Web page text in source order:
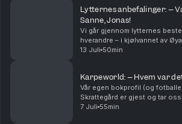
Lytternes anbefalinger: –
Sanne, Jonas!
Vi går gjennom lytternes
hverandre – i kjølvannet av
Vinnere avsløres og vi blir
13 Juli 50min
Karpeworld: – Hvem var
Vår egen bokprofil (og
Skrattegård er gjest og tar
Hvordan var det der – og hvem
7 Juli 55min